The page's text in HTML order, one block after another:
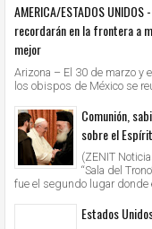
AMERICA/ESTADOS
recordarán en la frontera a
mejor
Arizona – El 30 de marzo y
los obispos de México se
Comunión,
sobre el
(ZENIT
“Sala del
fue el segundo lugar donde
Estados